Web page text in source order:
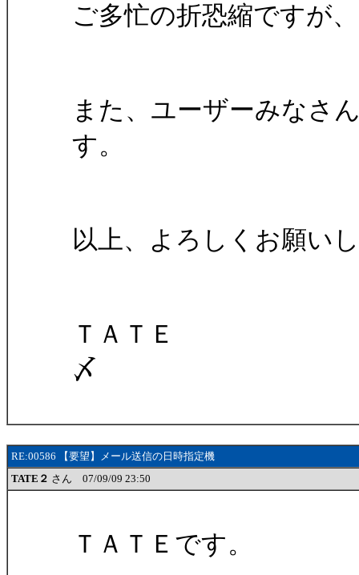
ご多忙の折恐縮ですが
また、ユーザーみなさ
す。
以上、よろしくお願い
ＴＡＴＥ
〆
RE:00586 【要望】メール送信の日時指定機
TATE２ さん 07/09/09 23:50
ＴＡＴＥです。